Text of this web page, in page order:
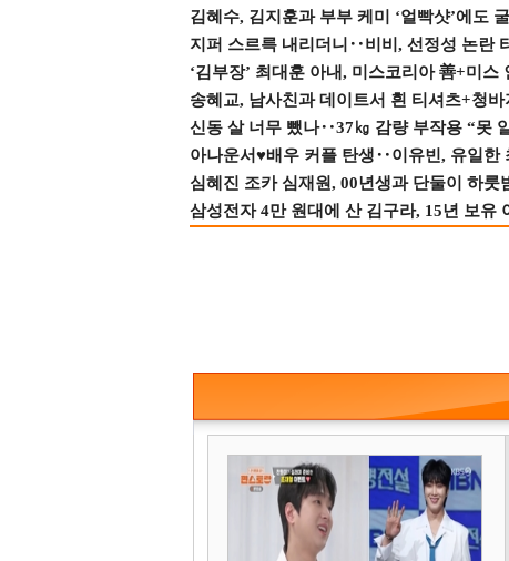
김혜수, 김지훈과 부부 케미 ‘얼빡샷’에도
지퍼 스르륵 내리더니‥비비, 선정성 논란
‘김부장’ 최대훈 아내, 미스코리아 善+미
송혜교, 남사친과 데이트서 흰 티셔츠+청
신동 살 너무 뺐나‥37㎏ 감량 부작용 “못
아나운서♥배우 커플 탄생‥이유빈, 유일한
심혜진 조카 심재원, 00년생과 단둘이 하
삼성전자 4만 원대에 산 김구라, 15년 보유